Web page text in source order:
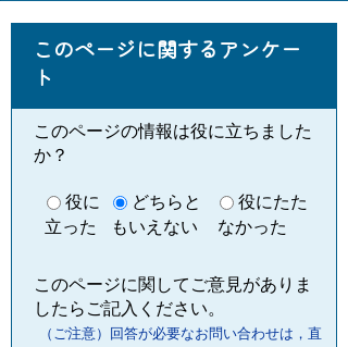
このページに関するアンケー
ト
このページの情報は役に立ちました
か？
役に
立った
どちらと
もいえない
役にたた
なかった
このページに関してご意見がありま
したらご記入ください。
（ご注意）回答が必要なお問い合わせは，直